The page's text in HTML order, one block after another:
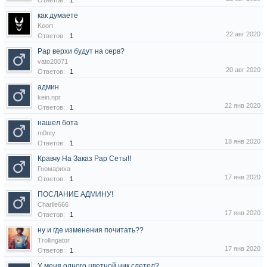
как думаете
Koort
Ответов:
1 22 авг 2020
Рар верхи будут на серв?
vato20071
Ответов:
1 20 авг 2020
админ
kein.npr
Ответов:
1 22 янв 2020
нашел бота
m0nty
Ответов:
1 18 янв 2020
Кравчу На Заказ Рар Сеты!!
Гномариха
Ответов:
1 17 янв 2020
ПОСЛАНИЕ АДМИНУ!
Charlie666
Ответов:
1 17 янв 2020
ну и где изменения почитать??
Trollingator
Ответов:
1 17 янв 2020